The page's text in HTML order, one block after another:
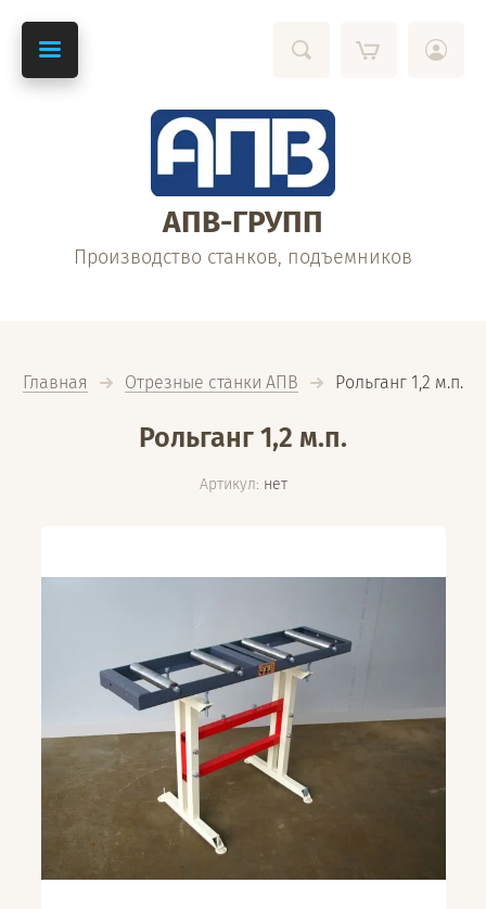
АПВ-ГРУПП
Производство станков, подъемников
Главная Отрезные станки АПВ
  Рольганг 1,2 м.п.
Рольганг 1,2 м.п.
Артикул: нет